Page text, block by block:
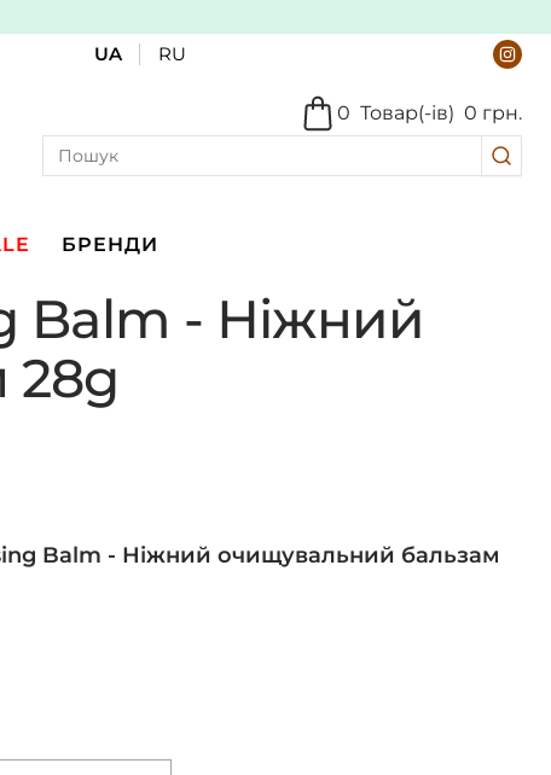
UA RU
Товар(-ів)
0 0 грн.
БРЕНДИ
Balm - Ніжний
28g
Balm - Ніжний очищувальний бальзам